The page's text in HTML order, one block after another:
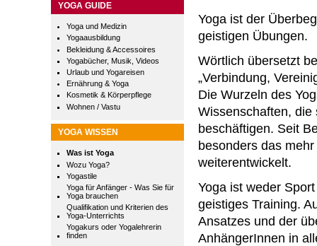
YOGA GUIDE
Yoga und Medizin
Yogaausbildung
Bekleidung & Accessoires
Yogabücher, Musik, Videos
Urlaub und Yogareisen
Ernährung & Yoga
Kosmetik & Körperpflege
Wohnen / Vastu
YOGA WISSEN
Was ist Yoga
Wozu Yoga?
Yogastile
Yoga für Anfänger - Was Sie für
Yoga brauchen
Qualifikation und Kriterien des
Yoga-Unterrichts
Yogakurs oder Yogalehrerin
finden
Yoga ist der
geistigen Übungen.
Wörtlich übersetzt
„Verbindung,
Die Wurzeln des
Wissenschaften,
beschäftigen. Seit
besonders das
weiterentwickelt.
Yoga ist weder
geistiges Training.
Ansatzes und der
AnhängerInnen in